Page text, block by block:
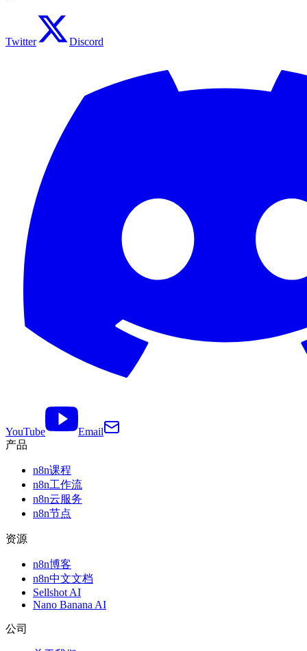
Twitter Discord
YouTube
Email
产品
n8n课程
n8n工作流
n8n云服务
n8n节点
资源
n8n博客
n8n中文文档
Sellshot AI
Nano Banana AI
公司